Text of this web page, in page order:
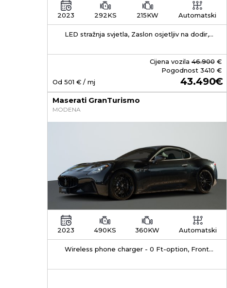
2023 292KS 215KW Automatski
LED stražnja svjetla, Zaslon osjetljiv na dodir,
baterije: 11,2 kWh. Baterija je litij-ionska i
smještena je ispod prtljažnika. Brzina punjenja
Maksimalna AC snaga punjenja: oko 3,7 kW
(Type 2 priključak). Punjenje od 0 do 100%: na
wallboxu ili 230 V / 16 A: oko 3 do 3,5 sata. na
običnoj kućnoj utičnici (10 A): približno 6 sat
Cijena vozila46.900€
Pogodnost 3410 €
Od 501 € / mj 43.490
Maserati GranTurismo
MODENA
2023 490KS 360KW Automatski
Wireless phone charger - 0 Ft-option, Front